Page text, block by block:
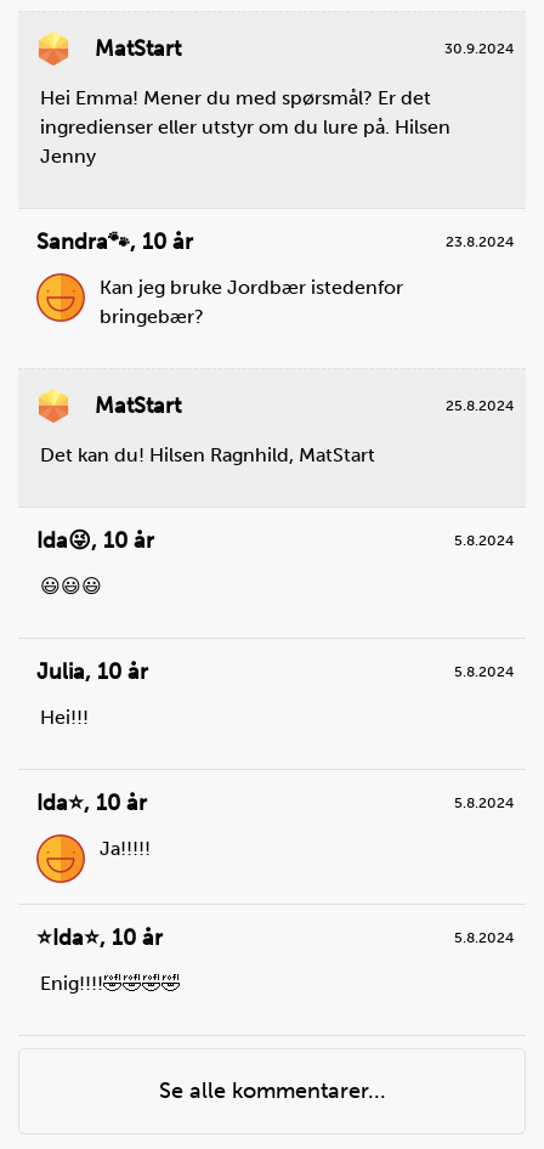
MatStart 30.9.2024
Hei Emma! Mener du med spørsmål? Er det
ingredienser eller utstyr om du lure på. Hilsen
Jenny
Sandra🐾, 10 år 23.8.2024
Kan jeg bruke Jordbær istedenfor
bringebær?
MatStart 25.8.2024
Det kan du! Hilsen Ragnhild, MatStart
Ida😜, 10 år 5.8.2024
😃😃😃
Julia, 10 år 5.8.2024
Hei!!!
Ida⭐️, 10 år 5.8.2024
Ja!!!!!
⭐️Ida⭐️, 10 år 5.8.2024
Enig!!!!🤣🤣🤣🤣
Se alle kommentarer...